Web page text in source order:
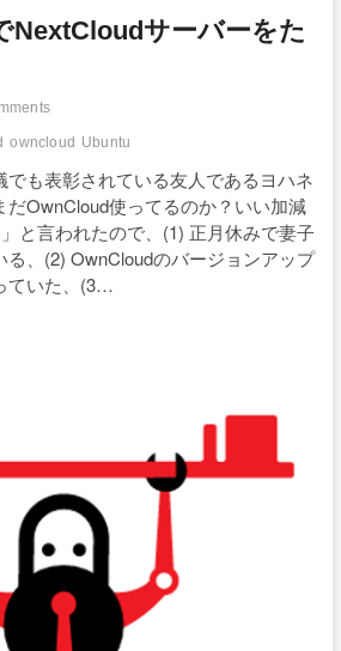
NextCloudサーバーをた
owncloud Ubuntu
でも表彰されている友人であるヨハネ
だOwnCloud使ってるのか？いい加減
と言われたので、(1) 正月休みで妻子
る、(2) OwnCloudのバージョンアップ
ていた、(3…